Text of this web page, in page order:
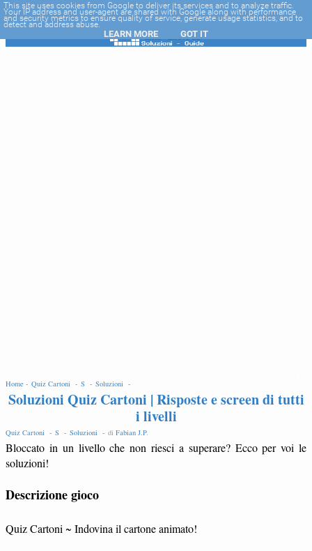
-->
Home - Quiz Cartoni - S - Soluzioni -
Soluzioni Quiz Cartoni | Risposte e screen di tutti
i livelli
Quiz Cartoni - S - Soluzioni - di Fabian J.P.
Bloccato in un livello che non riesci a superare? Ecco per voi le
soluzioni!
Descrizione gioco
Quiz Cartoni ~ Indovina il cartone animato!
This site uses cookies from Google to deliver its services and to analyze traffic.
Your IP address and user-agent are shared with Google along with performance
and security metrics to ensure quality of service, generate usage statistics, and to
detect and address abuse.
LEARN MORE GOT IT